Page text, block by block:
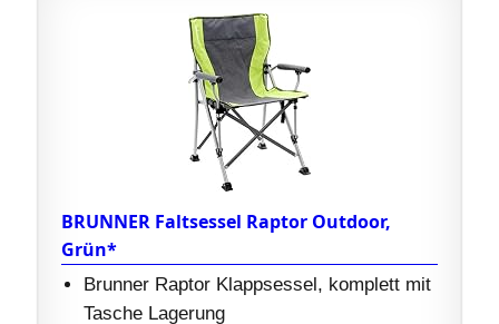
BRUNNER Faltsessel Raptor Outdoor,
Grün*
Brunner Raptor Klappsessel, komplett mit
Tasche Lagerung